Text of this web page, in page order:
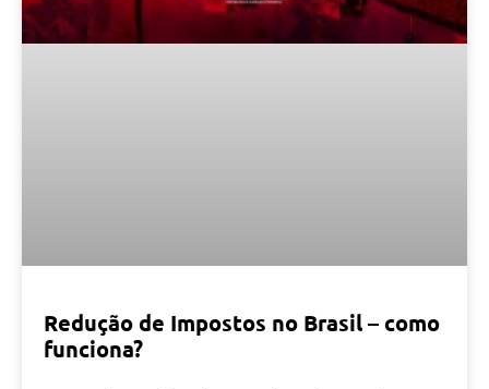
Redução de Impostos no Brasil – como
funciona?